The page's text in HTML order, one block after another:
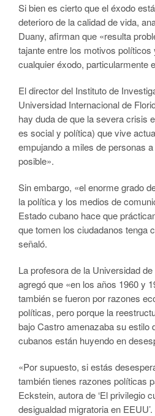
Si bien es cierto que el éxodo
deterioro de la calidad de vida,
Duany, afirman que «r​esulta
tajante entre los motivos
cualquier éxodo, particularmente
El director del Instituto de
Universidad Internacional de
hay duda de que la severa crisis
es social y política) que vive
empujando a miles de personas
posible».
Sin embargo, «el enorme grado
la política y los medios de
Estado cubano hace que
que tomen los ciudadanos tenga
señaló.
La profesora de la Universidad
agregó que «en los años 1960 y
también se fueron por razones
políticas, pero porque la
bajo Castro amenazaba su estilo
cubanos están huyendo en
«Por supuesto, si estás
también tienes razones políticas
Eckstein, autora de ‘El privilegio
desigualdad migratoria en EEUU’.